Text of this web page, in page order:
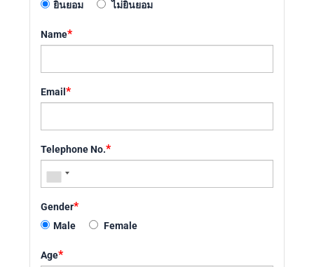
ยินยอม ไม่ยินยอม
Name*
Email *
Telephone No.*
Gender*
Male Female
Age*